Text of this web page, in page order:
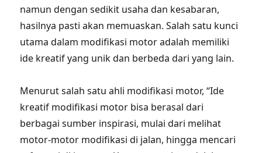
namun dengan sedikit usaha dan kesabaran,
hasilnya pasti akan memuaskan. Salah satu kunci
utama dalam modifikasi motor adalah memiliki
ide kreatif yang unik dan berbeda dari yang lain.
Menurut salah satu ahli modifikasi motor, “Ide
kreatif modifikasi motor bisa berasal dari
berbagai sumber inspirasi, mulai dari melihat
motor-motor modifikasi di jalan, hingga mencari